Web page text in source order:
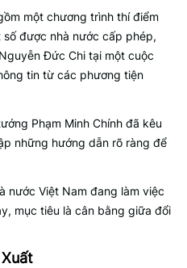
một chương trình thí điểm
được nhà nước cấp phép,
Đức Chi tại một cuộc
tin từ các phương tiện
Phạm Minh Chính đã kêu
những hướng dẫn rõ ràng để
nước Việt Nam đang làm việc
mục tiêu là cân bằng giữa đổi